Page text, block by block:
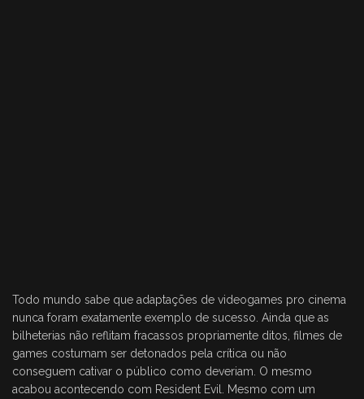
Todo mundo sabe que adaptações de videogames pro cinema
nunca foram exatamente exemplo de sucesso. Ainda que as
bilheterias não reflitam fracassos propriamente ditos, filmes de
games costumam ser detonados pela crítica ou não
conseguem cativar o público como deveriam. O mesmo
acabou acontecendo com Resident Evil. Mesmo com um